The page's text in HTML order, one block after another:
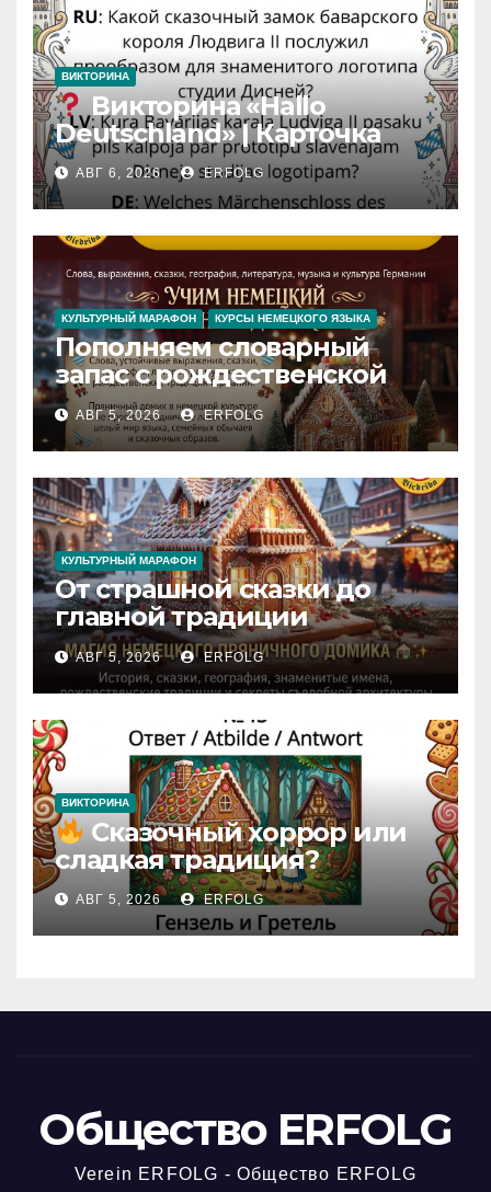
ВИКТОРИНА
Викторина «Hallo
Deutschland» | Карточка
№46
Замок вдохновения
Iedvesmas pils / Schloss der
Inspiration
АВГ 6, 2026 ERFOLG
КУЛЬТУРНЫЙ МАРАФОН КУРСЫ НЕМЕЦКОГО ЯЗЫКА
Пополняем словарный
запас с рождественской
сказкой! Учим немецкий
вместе с Lebkuchenhaus
АВГ 5, 2026 ERFOLG
КУЛЬТУРНЫЙ МАРАФОН
От страшной сказки до
главной традиции
Рождества: секреты
немецкого пряничного
домика!
АВГ 5, 2026 ERFOLG
ВИКТОРИНА
Сказочный хоррор или
сладкая традиция?
Открываем секреты
вчерашней викторины!
АВГ 5, 2026 ERFOLG
Общество ERFOLG
Verein ERFOLG - Общество ERFOLG